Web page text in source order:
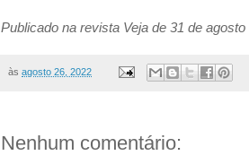
Publicado na revista Veja de 31 de agosto
às agosto 26, 2022
Nenhum comentário: